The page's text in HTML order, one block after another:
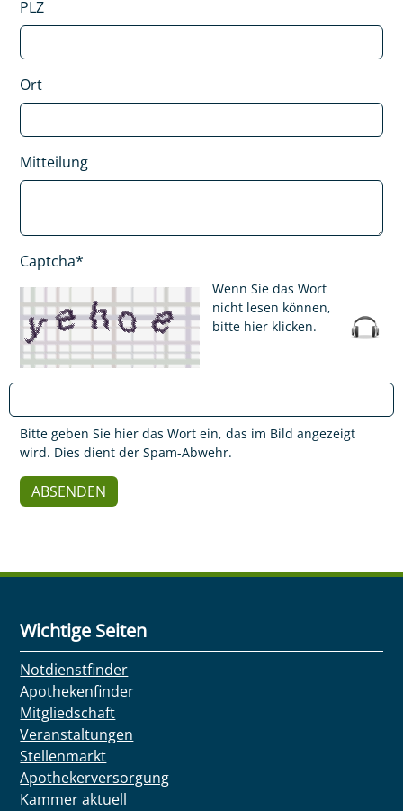
PLZ
Ort
Mitteilung
Captcha*
Wenn Sie das Wort
nicht lesen können,
bitte hier klicken.
Bitte geben Sie hier das Wort ein, das im Bild angezeigt
wird. Dies dient der Spam-Abwehr.
Wichtige Seiten
Notdienstfinder
Apothekenfinder
Mitgliedschaft
Veranstaltungen
Stellenmarkt
Apothekerversorgung
Kammer aktuell